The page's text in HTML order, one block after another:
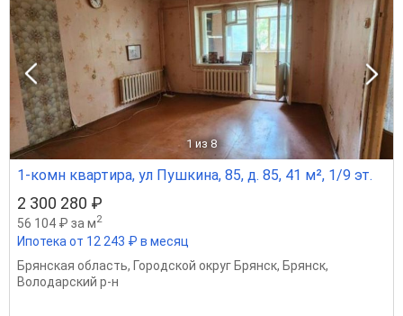
1 из 8
1-комн квартира, ул Пушкина, 85, д. 85, 41 м², 1/9 эт.
2 300 280 ₽
56 104 ₽ за м2
Ипотека от 12 243 ₽ в месяц
Брянская область, Городской округ Брянск, Брянск,
Володарский р-н